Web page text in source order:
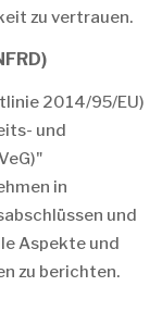
zu vertrauen.
2014/95/EU)
und
in
und
Aspekte und
zu berichten.